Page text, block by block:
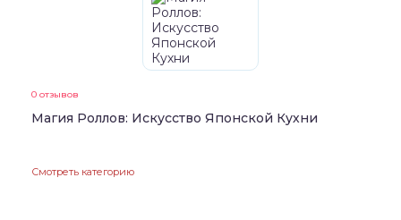
0 отзывов
Магия Роллов: Искусство Японской Кухни
Смотреть категорию